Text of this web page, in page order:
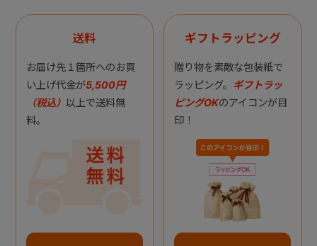
送料
お届け先１箇所へのお買
い上げ代金が5,500円
（税込） 以上で送料無
料。
ギフトラッピング
贈り物を素敵な包装紙で
ラッピング。 ギフトラッ
ピングOKのアイコンが目
印！